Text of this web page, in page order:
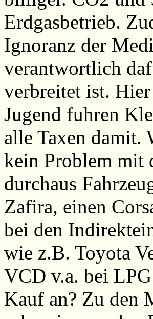
Erdgasbetrieb.
Ignoranz der
verantwortlich
verbreitet ist.
Jugend fuhren
alle Taxen damit.
kein Problem mit
durchaus
Zafira, einen
bei den
wie z.B. Toyota
VCD v.a. bei
Kauf an? Zu den